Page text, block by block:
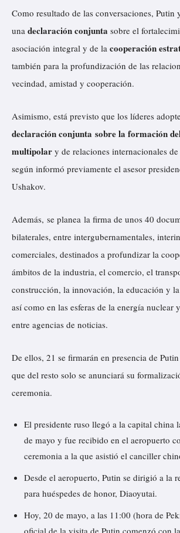
Como resultado de las conversaciones, Putin
una declaración conjunta sobre el
asociación integral y de la cooperación
también para la profundización de las
vecindad, amistad y cooperación.
Asimismo, está previsto que los líderes
declaración conjunta sobre la formación
multipolar y de relaciones internacionales
según informó previamente el asesor
Ushakov.
Además, se planea la firma de unos 40
bilaterales, entre intergubernamentales,
comerciales, destinados a profundizar la
ámbitos de la industria, el comercio, el
construcción, la innovación, la educación y
así como en las esferas de la energía nuclear
entre agencias de noticias.
De ellos, 21 se firmarán en presencia de
que del resto solo se anunciará su
ceremonia.
El presidente ruso llegó a la capital china
de mayo y fue recibido en el aeropuerto
ceremonia a la que asistió el canciller
Desde el aeropuerto, Putin se dirigió a la
para huéspedes de honor, Diaoyutai.
Hoy, 20 de mayo, a las 11:00 (hora de
oficial de la visita de Putin comenzó con